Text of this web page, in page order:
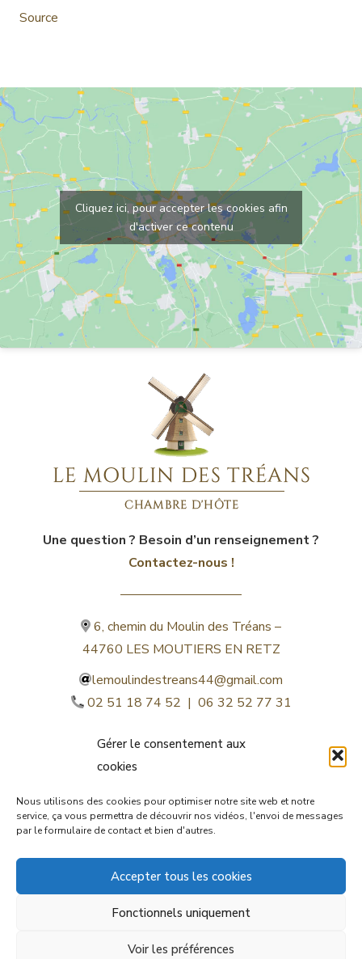
Gérer le consentement aux
cookies
Nous utilisons des cookies pour optimiser notre site web et notre
service, ça vous permettra de découvrir nos vidéos, l'envoi de messages
par le formulaire de contact et bien d'autres.
Accepter tous les cookies
Fonctionnels uniquement
Voir les préférences
Source
Cliquez ici, pour accepter les cookies afin
d'activer ce contenu
Une question ? Besoin d’un renseignement ?
Contactez-nous !
6, chemin du Moulin des Tréans –
44760 LES MOUTIERS EN RETZ
lemoulindestreans44@gmail.com
02 51 18 74 52 | 06 32 52 77 31
Mentions légales
Orocom.fr